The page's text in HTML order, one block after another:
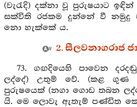
(වැරැදි) දක්නා වූ පුරුෂයාට
සක්විති රජකම දුන්නේ වී නමුදු
නො හැක්කේ ය.
2. සීලවනාගරාජ
73. ගඟදියෙහි පාවෙන
ලද්දේ) උතුම් වේ. (කළ ගුණ
පුරුෂයෙක් (නගා ගොඩ තබන
යි. මෙ ලොවැ ඇතැම් පණ්ඩිත